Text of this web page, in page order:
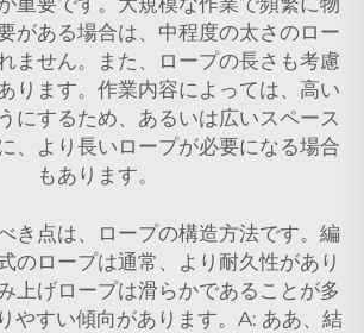
がある場合は、中程度の太さのロー
ません。また、ロープの長さも考慮
ります。作業内容によっては、高い
にするため、あるいは広いスペース
、より長いロープが必要になる場合
もあります。
き点は、ロープの構造方法です。編
のロープは通常、より耐久性があり
上げロープは滑らかであることが多
やすい傾向があります。A: ああ、結